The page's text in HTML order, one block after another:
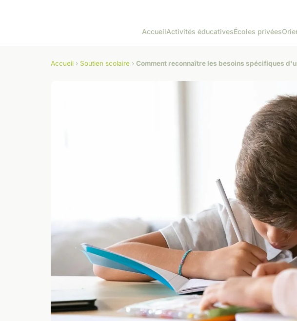
AccueilActivités éducativesÉcoles privées
Accueil › Soutien scolaire › Comment reconnaître les besoins spécifiques